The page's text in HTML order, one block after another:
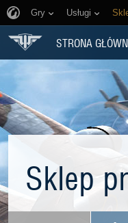
Gry Usługi
STRONA
Sklep